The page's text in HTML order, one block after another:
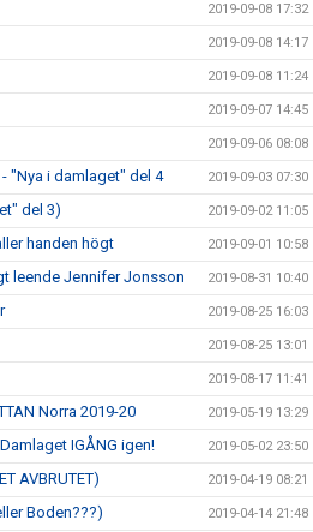
2019-09-08 17:32
2019-09-08 14:17
2019-09-08 11:24
2019-09-07 14:45
2019-09-06 08:08
"Nya i damlaget" del 4 2019-09-03 07:30
del 3) 2019-09-02 11:05
handen högt 2019-09-01 10:58
leende Jennifer Jonsson 2019-08-31 10:40
2019-08-25 16:03
2019-08-25 13:01
2019-08-17 11:41
Norra 2019-20 2019-05-19 13:29
IGÅNG igen! 2019-05-02 23:50
AVBRUTET) 2019-04-19 08:21
Boden???) 2019-04-14 21:48